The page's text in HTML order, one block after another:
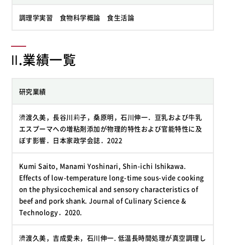
調理学実習 食物科学概論 食生活論
Ⅱ.業績一覧
研究業績
濟渡久美，長谷川莉子，桑原明，石川伸一．豆乳および牛乳
エスプーマへの増粘剤添加が物理的特性および官能特性に及
ぼす影響．日本家政学会誌．2022
Kumi Saito, Manami Yoshinari, Shin-ichi Ishikawa.
Effects of low-temperature long-time sous-vide cooking
on the physicochemical and sensory characteristics of
beef and pork shank. Journal of Culinary Science &
Technology．2020.
濟渡久美，吉成愛未，石川伸一. 低温長時間処理が真空調理し